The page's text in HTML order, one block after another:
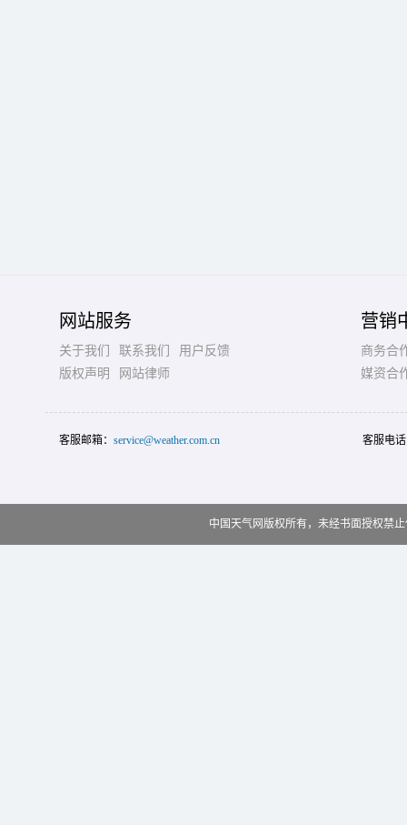
网站服务
关于我们 联系我们
用户反馈
版权声明
网站律师
营销
商务合
媒资合
客服邮箱： service@weather.com.cn 客服电
中国天气网版权所有，未经书面授权